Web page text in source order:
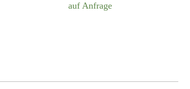
auf Anfrage